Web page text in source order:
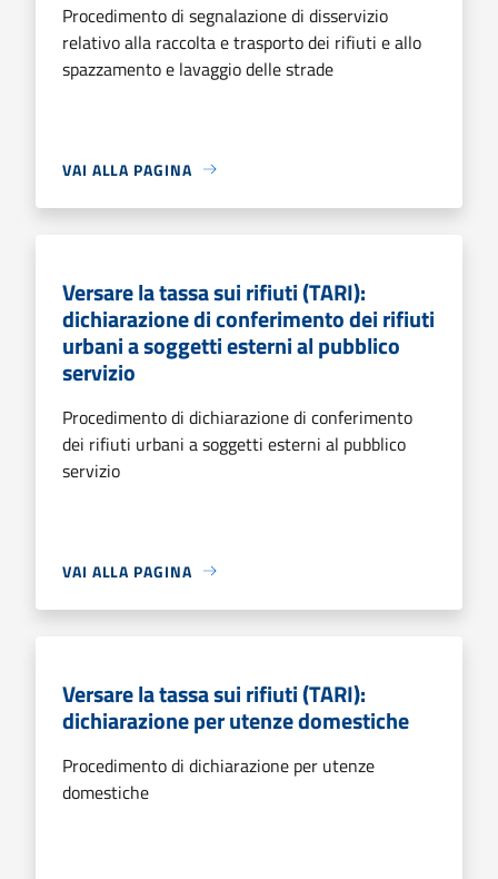
Procedimento di segnalazione di disservizio
relativo alla raccolta e trasporto dei rifiuti e allo
spazzamento e lavaggio delle strade
VAI ALLA PAGINA
Versare la tassa sui rifiuti (TARI):
dichiarazione di conferimento dei rifiuti
urbani a soggetti esterni al pubblico
servizio
Procedimento di dichiarazione di conferimento
dei rifiuti urbani a soggetti esterni al pubblico
servizio
VAI ALLA PAGINA
Versare la tassa sui rifiuti (TARI):
dichiarazione per utenze domestiche
Procedimento di dichiarazione per utenze
domestiche